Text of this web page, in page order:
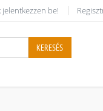
jelentkezzen be!
KERESÉS